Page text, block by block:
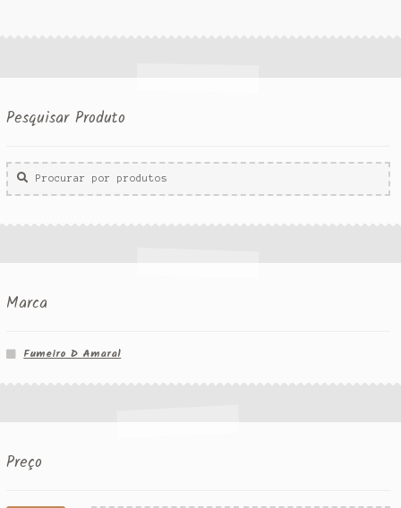
Pesquisar Produto
Procurar
por:
Marca
Fumeiro D Amaral
Preço